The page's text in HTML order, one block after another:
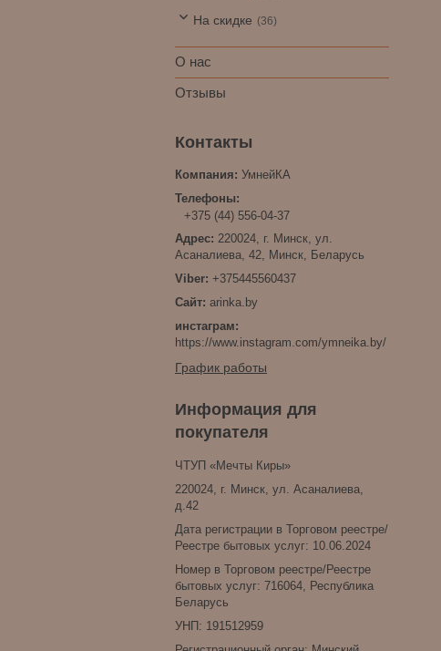
На скидке 36
О нас
Отзывы
УмнейКА
+375 (44) 556-04-37
220024, г. Минск, ул.
Асаналиева, 42, Минск, Беларусь
+375445560437
arinka.by
инстаграм
https://www.instagram.com/ymneika.by/
График работы
Информация для
покупателя
ЧТУП «Мечты Киры»
220024, г. Минск, ул. Асаналиева,
д.42
Дата регистрации в Торговом реестре/
Реестре бытовых услуг: 10.06.2024
Номер в Торговом реестре/Реестре
бытовых услуг: 716064, Республика
Беларусь
УНП: 191512959